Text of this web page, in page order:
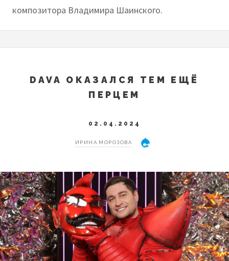
композитора Владимира Шаинского.
DAVA ОКАЗАЛСЯ ТЕМ ЕЩЁ
ПЕРЦЕМ
02.04.2024
ИРИНА МОРОЗОВА